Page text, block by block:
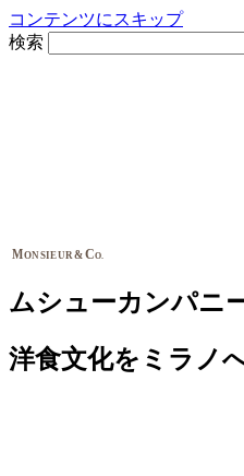
コンテンツにスキップ
検索
MONSIEUR&CO.
ムシューカンパニ
洋食文化をミラノ